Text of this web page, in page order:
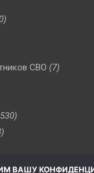
СВО (7)
ВАШУ